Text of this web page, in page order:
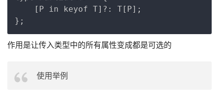
    [P in keyof T]?: T[P];
作用是让传入类型中的所有属性变成都是可选的
使用举例